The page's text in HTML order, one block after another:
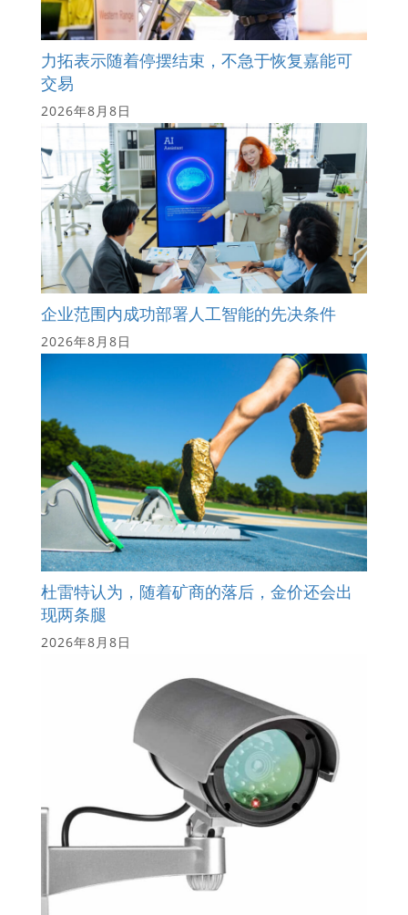
力拓表示随着停摆结束，不急于恢复嘉能可
交易
2026年8月8日
企业范围内成功部署人工智能的先决条件
2026年8月8日
杜雷特认为，随着矿商的落后，金价还会出
现两条腿
2026年8月8日